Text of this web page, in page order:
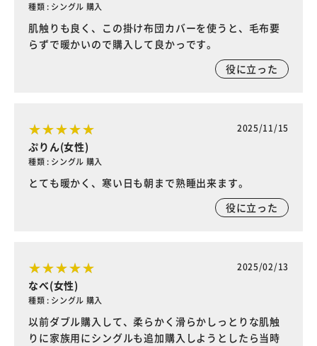
種類 : シングル 購入
肌触りも良く、この掛け布団カバーを使うと、毛布要
らずで暖かいので購入して良かっです。
役に立った
2025/11/15
ぷりん(女性)
種類 : シングル 購入
とても暖かく、寒い日も朝まで熟睡出来ます。
役に立った
2025/02/13
なべ(女性)
種類 : シングル 購入
以前ダブル購入して、柔らかく滑らかしっとりな肌触
りに家族用にシングルも追加購入しようとしたら当時